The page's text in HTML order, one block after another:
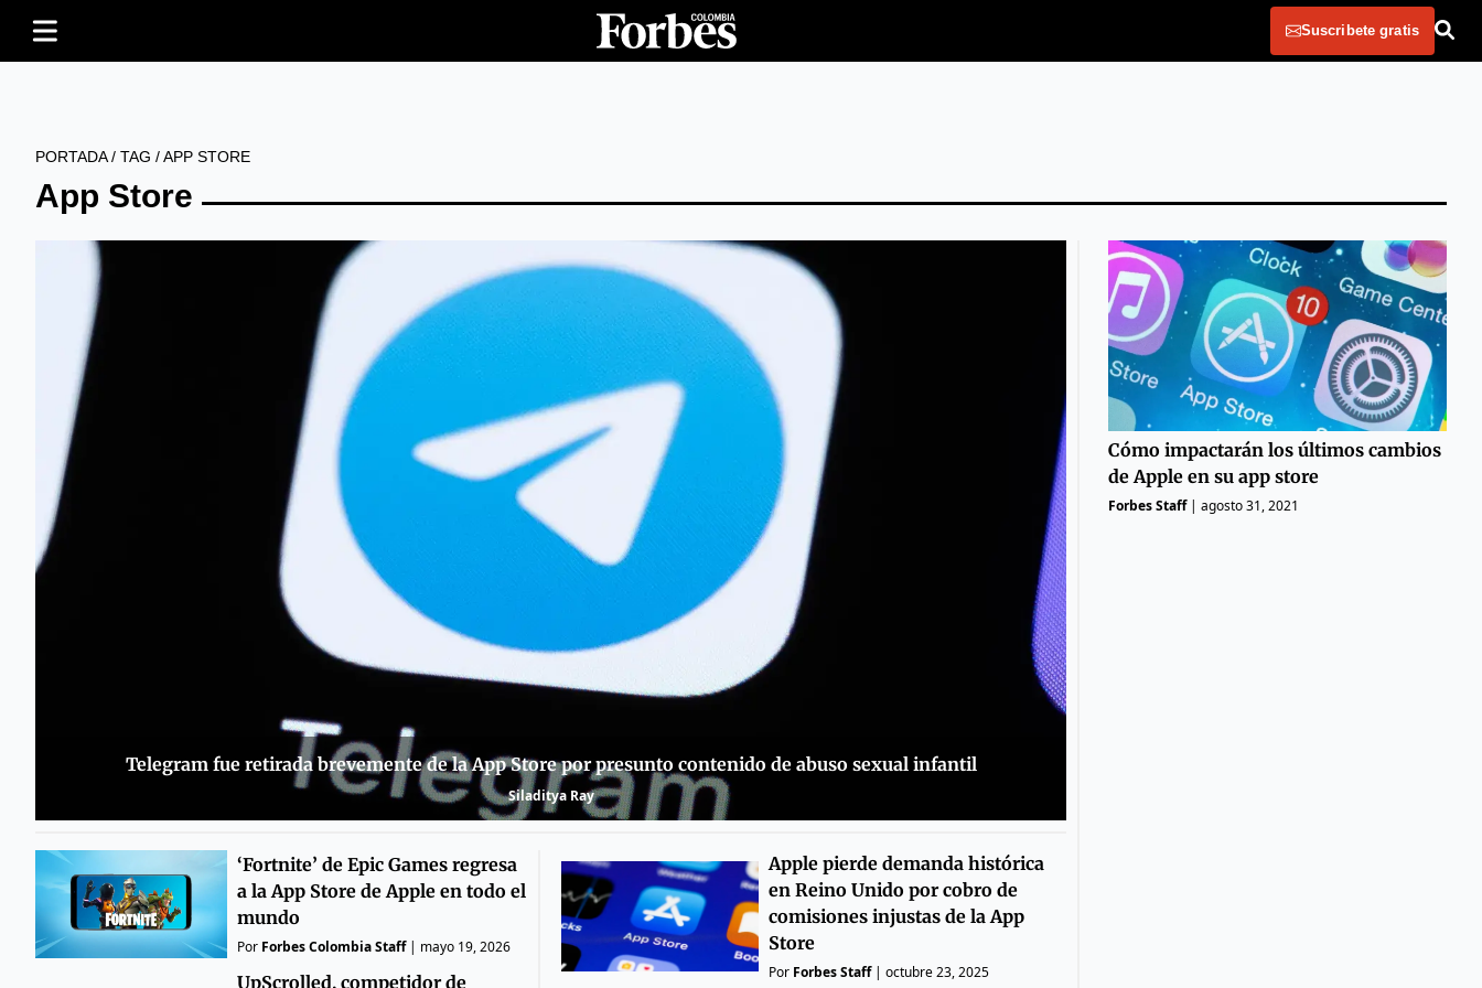
Suscribete gratis
PORTADA/ TAG /APP STORE
App Store
Telegram fue retirada brevemente de la App Store por presunto contenido de abuso sexual infantil
Siladitya Ray
‘Fortnite’ de Epic Games regresa
a la App Store de Apple en todo el
mundo
Por Forbes Colombia Staff| mayo 19, 2026
UpScrolled, competidor de
Apple pierde demanda histórica
en Reino Unido por cobro de
comisiones injustas de la App
Store
Por Forbes Staff| octubre 23, 2025
Cómo impactarán los últimos cambios
de Apple en su app store
Forbes Staff| agosto 31, 2021